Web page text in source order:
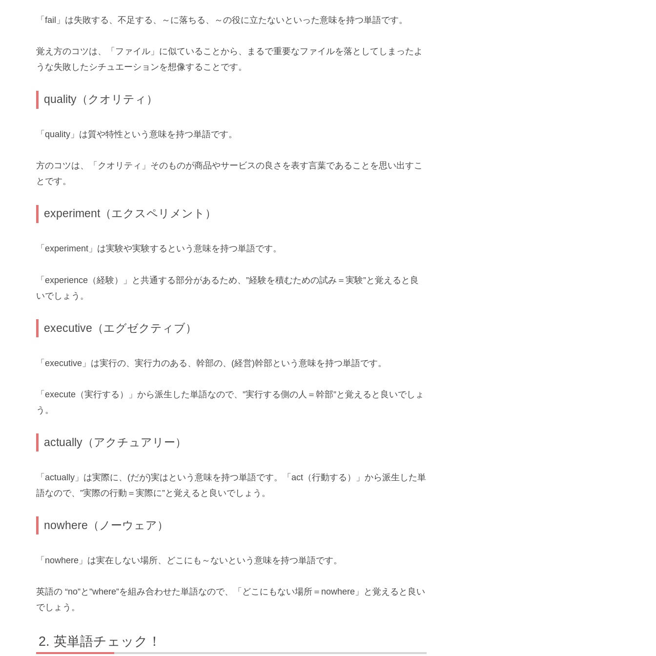
「fail」は失敗する、不足する、～に落ちる、～の役に立たないといった意味を持つ単語です。
覚え方のコツは、「ファイル」に似ていることから、まるで重要なファイルを落としてしまったよ
うな失敗したシチュエーションを想像することです。
quality（クオリティ）
「quality」は質や特性という意味を持つ単語です。
方のコツは、「クオリティ」そのものが商品やサービスの良さを表す言葉であることを思い出すこ
とです。
experiment（エクスペリメント）
「experiment」は実験や実験するという意味を持つ単語です。
「experience（経験）」と共通する部分があるため、”経験を積むための試み＝実験”と覚えると良
いでしょう。
executive（エグゼクティブ）
「executive」は実行の、実行力のある、幹部の、(経営)幹部という意味を持つ単語です。
「execute（実行する）」から派生した単語なので、”実行する側の人＝幹部”と覚えると良いでしょ
う。
actually（アクチュアリー）
「actually」は実際に、(だが)実はという意味を持つ単語です。「act（行動する）」から派生した単
語なので、”実際の行動＝実際に”と覚えると良いでしょう。
nowhere（ノーウェア）
「nowhere」は実在しない場所、どこにも～ないという意味を持つ単語です。
英語の “no”と”where”を組み合わせた単語なので、「どこにもない場所＝nowhere」と覚えると良い
でしょう。
英単語チェック！